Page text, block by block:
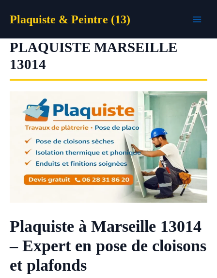
Plaquiste & Peintre (13)
PLAQUISTE MARSEILLE
13014
Plaquiste à Marseille 13014
– Expert en pose de cloisons
et plafonds